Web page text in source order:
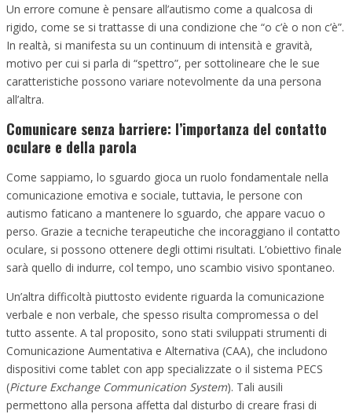
Un errore comune è pensare all’autismo come a qualcosa di
rigido, come se si trattasse di una condizione che “o c’è o non c’è”.
In realtà, si manifesta su un continuum di intensità e gravità,
motivo per cui si parla di “spettro”, per sottolineare che le sue
caratteristiche possono variare notevolmente da una persona
all’altra.
Comunicare senza barriere: l’importanza del contatto
oculare e della parola
Come sappiamo, lo sguardo gioca un ruolo fondamentale nella
comunicazione emotiva e sociale, tuttavia, le persone con
autismo faticano a mantenere lo sguardo, che appare vacuo o
perso. Grazie a tecniche terapeutiche che incoraggiano il contatto
oculare, si possono ottenere degli ottimi risultati. L’obiettivo finale
sarà quello di indurre, col tempo, uno scambio visivo spontaneo.
Un’altra difficoltà piuttosto evidente riguarda la comunicazione
verbale e non verbale, che spesso risulta compromessa o del
tutto assente. A tal proposito, sono stati sviluppati strumenti di
Comunicazione Aumentativa e Alternativa (CAA), che includono
dispositivi come tablet con app specializzate o il sistema PECS
(Picture Exchange Communication System). Tali ausili
permettono alla persona affetta dal disturbo di creare frasi di